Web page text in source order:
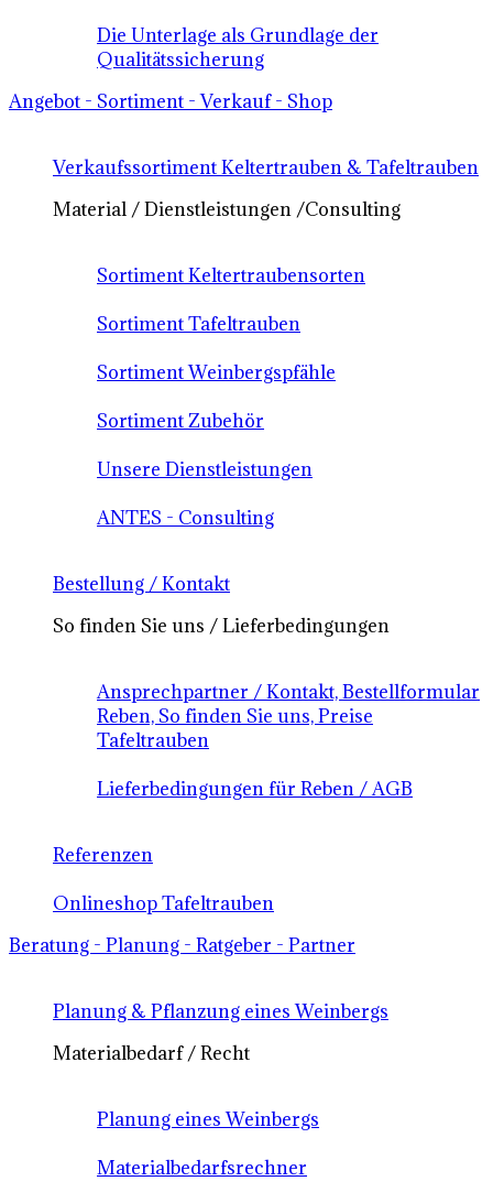
Die Unterlage als Grundlage der
Qualitätssicherung
Angebot - Sortiment - Verkauf - Shop
Verkaufssortiment Keltertrauben & Tafeltrauben
Material / Dienstleistungen /Consulting
Sortiment Keltertraubensorten
Sortiment Tafeltrauben
Sortiment Weinbergspfähle
Sortiment Zubehör
Unsere Dienstleistungen
ANTES - Consulting
Bestellung / Kontakt
So finden Sie uns / Lieferbedingungen
Ansprechpartner / Kontakt, Bestellformular
Reben, So finden Sie uns, Preise
Tafeltrauben
Lieferbedingungen für Reben / AGB
Referenzen
Onlineshop Tafeltrauben
Beratung - Planung - Ratgeber - Partner
Planung & Pflanzung eines Weinbergs
Materialbedarf / Recht
Planung eines Weinbergs
Materialbedarfsrechner